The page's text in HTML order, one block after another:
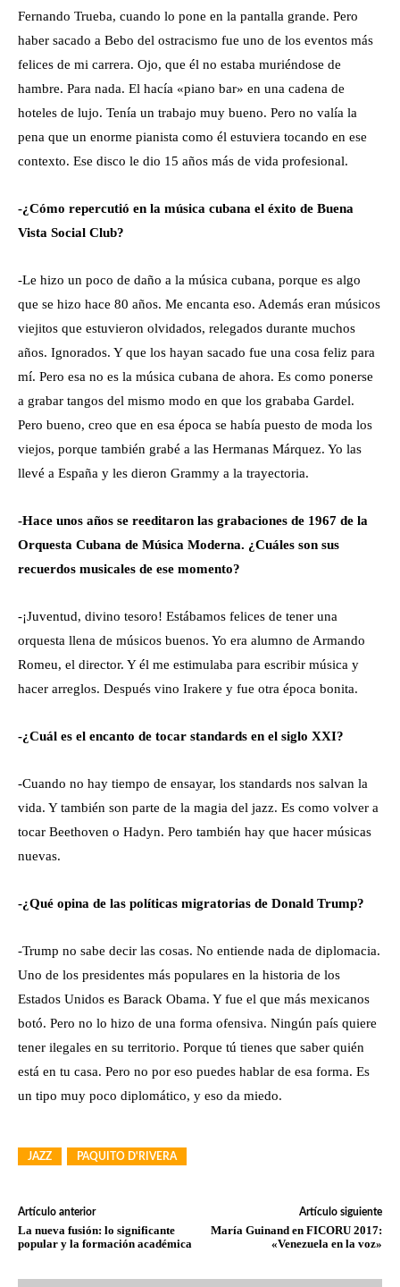
Fernando Trueba, cuando lo pone en la pantalla grande. Pero
haber sacado a Bebo del ostracismo fue uno de los eventos más
felices de mi carrera. Ojo, que él no estaba muriéndose de
hambre. Para nada. El hacía «piano bar» en una cadena de
hoteles de lujo. Tenía un trabajo muy bueno. Pero no valía la
pena que un enorme pianista como él estuviera tocando en ese
contexto. Ese disco le dio 15 años más de vida profesional.
-¿Cómo repercutió en la música cubana el éxito de Buena
Vista Social Club?
-Le hizo un poco de daño a la música cubana, porque es algo
que se hizo hace 80 años. Me encanta eso. Además eran músicos
viejitos que estuvieron olvidados, relegados durante muchos
años. Ignorados. Y que los hayan sacado fue una cosa feliz para
mí. Pero esa no es la música cubana de ahora. Es como ponerse
a grabar tangos del mismo modo en que los grababa Gardel.
Pero bueno, creo que en esa época se había puesto de moda los
viejos, porque también grabé a las Hermanas Márquez. Yo las
llevé a España y les dieron Grammy a la trayectoria.
-Hace unos años se reeditaron las grabaciones de 1967 de la
Orquesta Cubana de Música Moderna. ¿Cuáles son sus
recuerdos musicales de ese momento?
-¡Juventud, divino tesoro! Estábamos felices de tener una
orquesta llena de músicos buenos. Yo era alumno de Armando
Romeu, el director. Y él me estimulaba para escribir música y
hacer arreglos. Después vino Irakere y fue otra época bonita.
-¿Cuál es el encanto de tocar standards en el siglo XXI?
-Cuando no hay tiempo de ensayar, los standards nos salvan la
vida. Y también son parte de la magia del jazz. Es como volver a
tocar Beethoven o Hadyn. Pero también hay que hacer músicas
nuevas.
-¿Qué opina de las políticas migratorias de Donald Trump?
-Trump no sabe decir las cosas. No entiende nada de diplomacia.
Uno de los presidentes más populares en la historia de los
Estados Unidos es Barack Obama. Y fue el que más mexicanos
botó. Pero no lo hizo de una forma ofensiva. Ningún país quiere
tener ilegales en su territorio. Porque tú tienes que saber quién
está en tu casa. Pero no por eso puedes hablar de esa forma. Es
un tipo muy poco diplomático, y eso da miedo.
JAZZ PAQUITO D'RIVERA
Artículo anterior
La nueva fusión: lo significante
popular y la formación académica
Artículo siguiente
María Guinand en FICORU 2017:
«Venezuela en la voz»